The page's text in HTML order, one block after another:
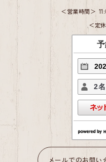
営業時間
定
2名
メールでのお問い